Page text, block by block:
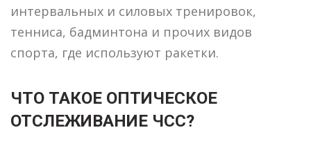
интервальных и силовых тренировок,
тенниса, бадминтона и прочих видов
спорта, где используют ракетки.
ЧТО ТАКОЕ ОПТИЧЕСКОЕ
ОТСЛЕЖИВАНИЕ ЧСС?